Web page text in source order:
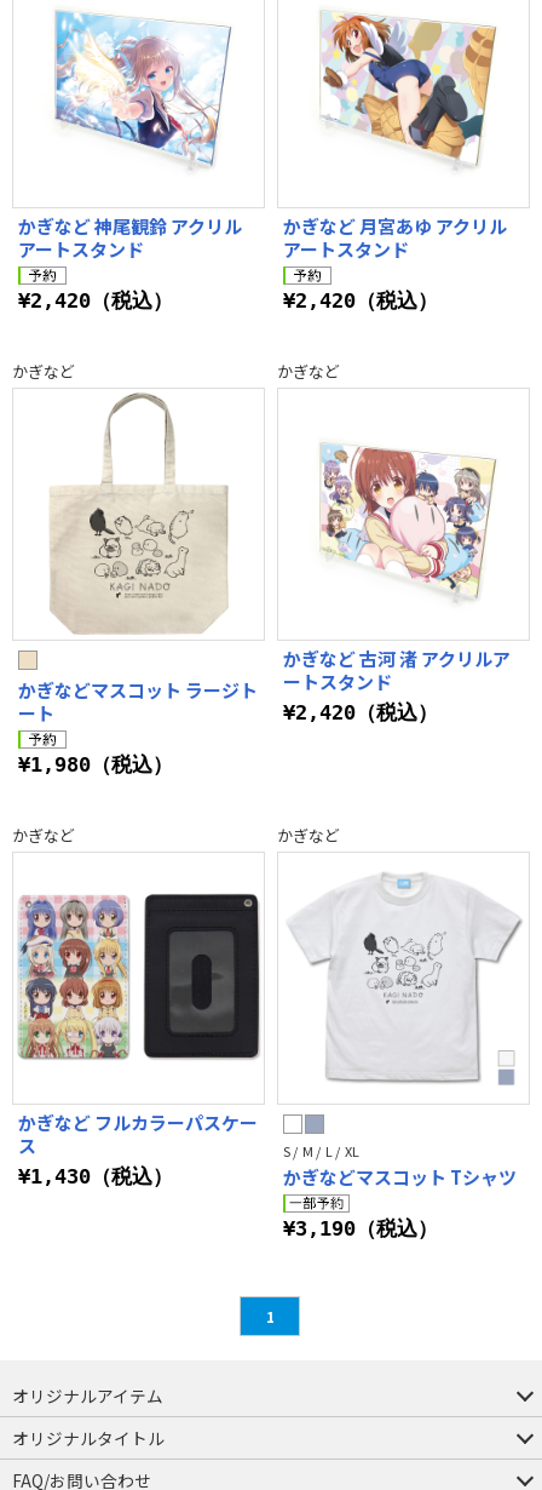
かぎなど 神尾観鈴 アクリル
アートスタンド
¥2,420（税込）
かぎなど 月宮あゆ アクリル
アートスタンド
¥2,420（税込）
かぎなど
かぎなどマスコット ラージト
ート
¥1,980（税込）
かぎなど
かぎなど 古河 渚 アクリルア
ートスタンド
¥2,420（税込）
かぎなど
かぎなど フルカラーパスケー
ス
¥1,430（税込）
かぎなど
S / M / L / XL
かぎなどマスコット Tシャツ
¥3,190（税込）
1
オリジナルアイテム
つままれ
つかまれ
ピョコッテ
オリジナルタイトル
アイテムヤ
ミスカトニック大學購買部
FAQ/お問い合わせ